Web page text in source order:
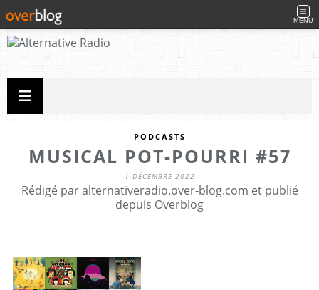
MENU
PODCASTS
MUSICAL POT-POURRI #57
1 DÉCEMBRE 2022
Rédigé par alternativeradio.over-blog.com et publié
depuis Overblog